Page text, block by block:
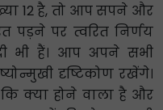
12 है, तो आप सपने और
पड़ने पर त्वरित निर्णय
भी हैं। आप अपने सभी
दृष्टिकोण रखेंगे।
क्या होने वाला है और